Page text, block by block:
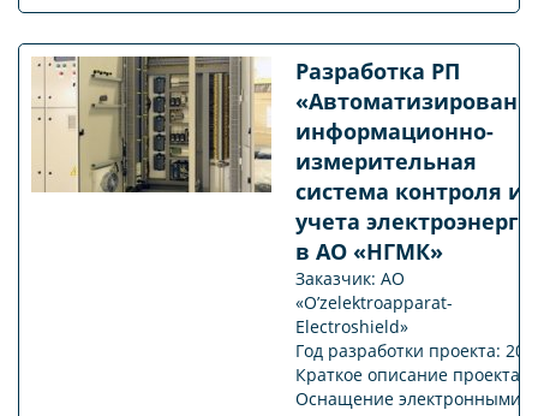
Разработка РП
информационно-
измерительная
система контроля и
учета
в АО «НГМК»
Заказчик: АО
«O’zelektroapparat-
Electroshield»
Год разработки проекта:
Краткое описание проекта:
Оснащение электронными